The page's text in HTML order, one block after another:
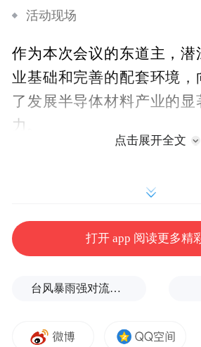
活动现场
作为本次会议的东道主，潜
业基础和完善的配套环境，
了发展半导体材料产业的显
力。
点击展开全文
打开 app 阅读更多精
台风暴雨强对流三预警！“白海豚”最新位置公布